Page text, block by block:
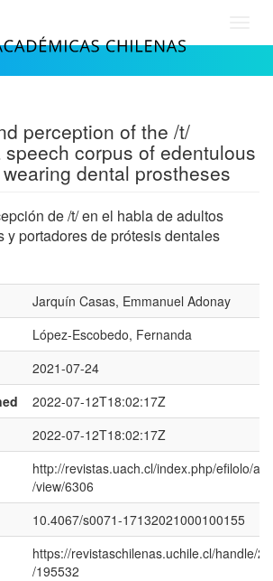
perception of the /t/
corpus of edentulous
dental prostheses
de /t/ en el habla de adultos
y portadores de prótesis dentales
Jarquín Casas, Emmanuel Adonay
López-Escobedo, Fernanda
2021-07-24
2022-07-12T18:02:17Z
2022-07-12T18:02:17Z
http://revistas.uach.cl/index.php/efilolo/
/view/6306
10.4067/s0071-17132021000100155
https://revistaschilenas.uchile.cl/handle/
/195532